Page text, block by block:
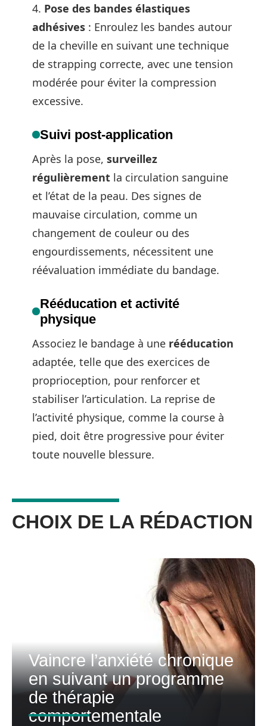
4. Pose des bandes élastiques
adhésives : Enroulez les bandes autour
de la cheville en suivant une technique
de strapping correcte, avec une tension
modérée pour éviter la compression
excessive.
Suivi post-application
Après la pose, surveillez
régulièrement la circulation sanguine
et l’état de la peau. Des signes de
mauvaise circulation, comme un
changement de couleur ou des
engourdissements, nécessitent une
réévaluation immédiate du bandage.
Rééducation et activité
physique
Associez le bandage à une rééducation
adaptée, telle que des exercices de
proprioception, pour renforcer et
stabiliser l’articulation. La reprise de
l’activité physique, comme la course à
pied, doit être progressive pour éviter
toute nouvelle blessure.
CHOIX DE LA RÉDACTION
Vaincre l’anxiété chronique
en suivant un programme
de thérapie
comportementale